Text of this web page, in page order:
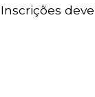
Inscrições